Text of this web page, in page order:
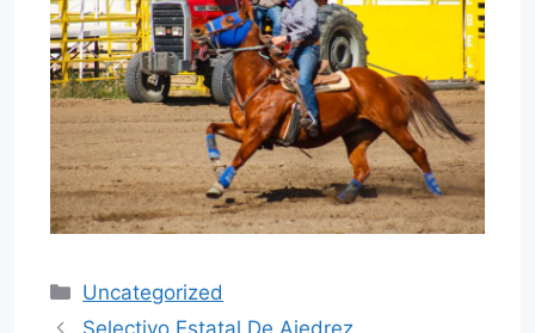
Categorías
Uncategorized
Selectivo Estatal De Ajedrez